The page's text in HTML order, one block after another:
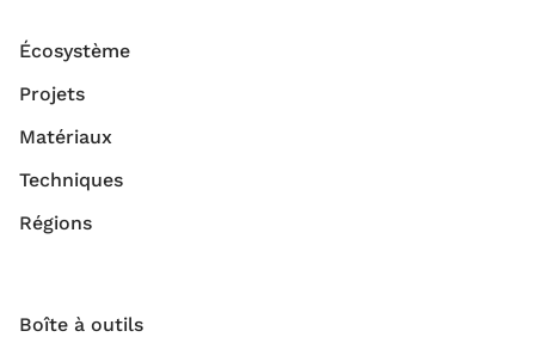
Écosystème
Projets
Matériaux
Techniques
Régions
Boîte à outils